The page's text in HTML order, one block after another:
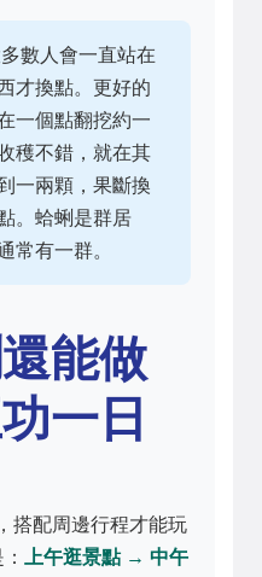
數人會一直站在
才換點。更好的
一個點翻挖約一
穫不錯，就在其
一兩顆，果斷換
。蛤蜊是群居
常有一群。
能做
一日
搭配周邊行程才能玩
上午逛景點 → 中午